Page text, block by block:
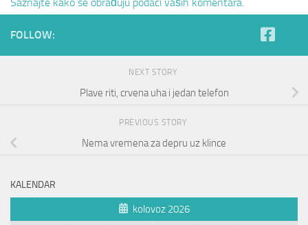
FOLLOW:
NEXT STORY
Plave riti, crvena uha i jedan telefon
PREVIOUS STORY
Nema vremena za depru uz klince
KALENDAR
kolovoz 2026